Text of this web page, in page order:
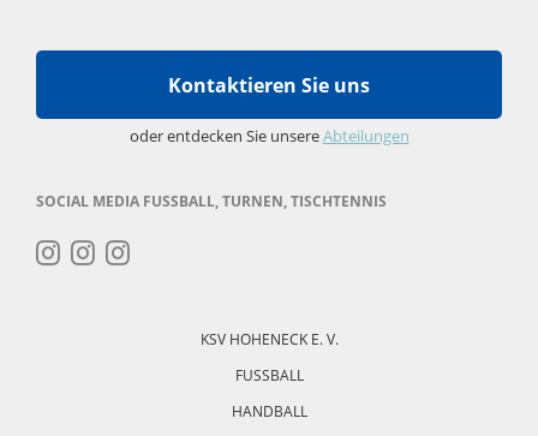
Kontaktieren Sie uns
oder entdecken Sie unsereAbteilungen
SOCIAL MEDIA FUSSBALL, TURNEN, TISCHTENNIS
KSV HOHENECK E. V.
FUSSBALL
HANDBALL